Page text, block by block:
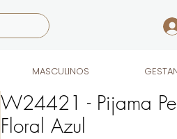
MASCULINOS
W24421 - Pijama
Floral Azul